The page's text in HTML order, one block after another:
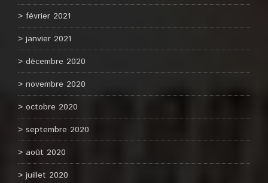
février 2021
janvier 2021
décembre 2020
novembre 2020
octobre 2020
septembre 2020
août 2020
juillet 2020